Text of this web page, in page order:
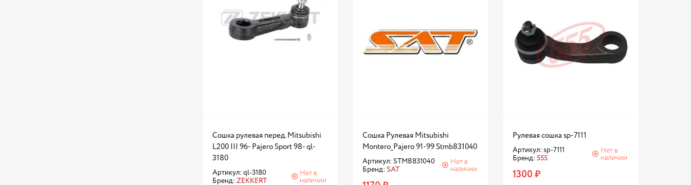
Сошка рулевая перед. Mitsubishi
L200 III 96- Pajero Sport 98- ql-
3180
Артикул: ql-3180
Бренд: ZEKKERT
Нет в
наличии
Сошка Рулевая Mitsubishi
Montero_Pajero 91-99 Stmb831040
Артикул: STMB831040
Бренд: SAT
Нет в
наличии
Рулевая сошка sp-7111
Артикул: sp-7111
Бренд:555
Нет в
наличии
1300 ₽